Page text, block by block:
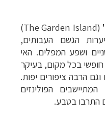
(The Garden Island)
הגשם העבותים,
ושפע המפלים. האי
בכל מקום, בעיקר
הרבה ציפורים יפות.
הפולינזים
התרבו בטבע.